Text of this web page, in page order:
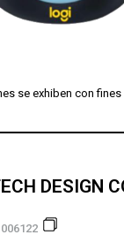
se exhiben con
DESIGN